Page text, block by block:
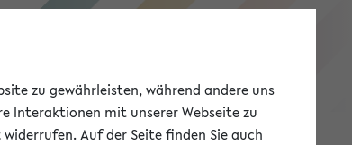
eKVV
zu gewährleisten, während andere uns
Interaktionen mit unserer Webseite zu
Auf der Seite finden Sie auch